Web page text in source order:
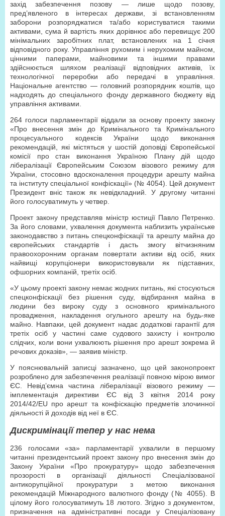
захід забезпечення позову — лише щодо позову,
пред’явленого в інтересах держави, зі встановленням
заборони розпоряджатися та/або користуватися такими
активами, сума й вартість яких дорівнює або перевищує 200
мінімальних заробітних плат, встановлених на 1 січня
відповідного року. Управління рухомим і нерухомим майном,
цінними паперами, майновими та іншими правами
здійснюється шляхом реалізації відповідних активів, їх
технологічної переробки або передачі в управління.
Національне агентство — головний розпорядник коштів, що
надходять до спеціального фонду державного бюджету від
управління активами.
264 голоси парламентарії віддали за основу проекту закону
«Про внесення змін до Кримінального та Кримінального
процесуального кодексів України щодо виконання
рекомендацій, які містяться у шостій доповіді Європейської
комісії про стан виконання Україною Плану дій щодо
лібералізації Європейським Союзом візового режиму для
України, стосовно вдосконалення процедури арешту майна
та інституту спеціальної конфіскації» (№ 4054). Цей документ
Президент вніс також як невідкладний. У другому читанні
його голосуватимуть у четвер.
Проект закону представляв міністр юстиції Павло Петренко.
За його словами, ухвалення документа наблизить українське
законодавство з питань спецконфіскації та арешту майна до
європейських стандартів і дасть змогу вітчизняним
правоохоронним органам повертати активи від осіб, яких
найвищі корупціонери використовували як підставних,
офшорних компаній, третіх осіб.
«У цьому проекті закону немає жодних питань, які стосуються
спецконфіскації без рішення суду, відбирання майна в
людини без вироку суду з основного кримінального
провадження, накладення огульного арешту на будь-яке
майно. Навпаки, цей документ надає додаткові гарантії для
третіх осіб у частині саме судового захисту і контролю
слідчих, коли вони ухвалюють рішення про арешт зокрема й
речових доказів», — заявив міністр.
У пояснювальній записці зазначено, що цей законопроект
розроблено для забезпечення реалізації повною мірою вимог
ЄС. Невід’ємна частина лібералізації візового режиму —
імплементація директиви ЄС від 3 квітня 2014 року
2014/42/EU про арешт та конфіскацію предметів злочинної
діяльності й доходів від неї в ЄС.
Дискримінації тепер у нас нема
236 голосами «за» парламентарії ухвалили в першому
читанні президентський проект закону про внесення змін до
Закону України «Про прокуратуру» щодо забезпечення
прозорості в організації діяльності Спеціалізованої
антикорупційної прокуратури з метою виконання
рекомендацій Міжнародного валютного фонду (№ 4055). В
цілому його голосуватимуть 18 лютого. Згідно з документом,
призначення на адміністративні посади у Спеціалізовану